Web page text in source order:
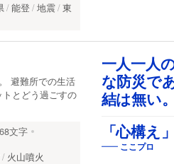
能登 地震 東
一人一人
な防災で
結は無い。
「心構え
ここプロ
避難所での生活
とどう過ごすの
文字
火山噴火